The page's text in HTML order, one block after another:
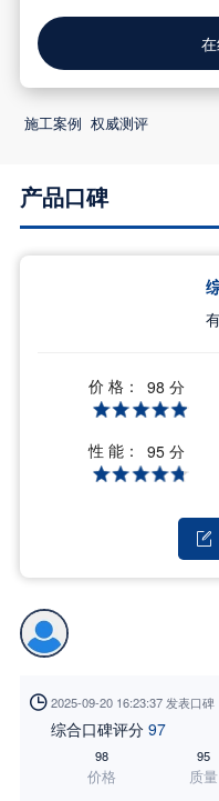
施工案例 权威测评
产品口碑
价 格： 98 分
性 能： 95 分

 2025-09-20 16:23:37 发表口碑
综合口碑评分 97
98
价格
95
质量